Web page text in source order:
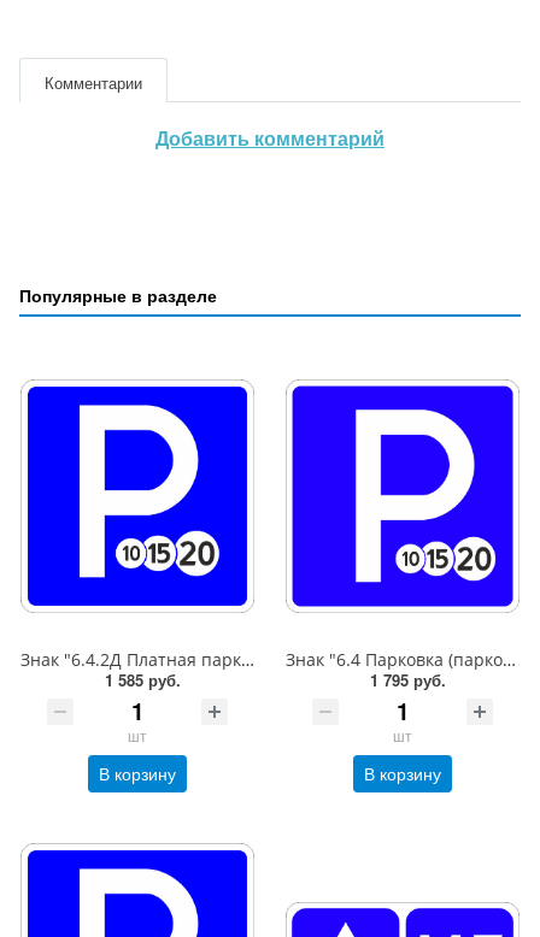
Комментарии
Добавить комментарий
Популярные в разделе
Знак "6.4.2Д Платная парковка для автотранспорта»,B=600,Тип А Коммерческая (3 года),металл 0.8 мм
1 585 руб.
шт
В корзину
Знак "6.4 Парковка (парковочное место)",B=600,Тип А (1б) Микропризм. (7-9 лет)металл 0.8 мм
1 795 руб.
шт
В корзину